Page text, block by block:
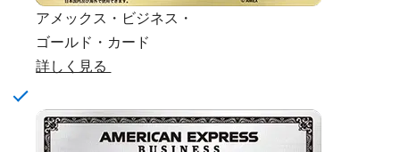
アメックス・ビジネス・
ゴールド・カード
詳しく見る